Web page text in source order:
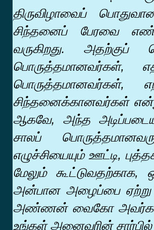
திருவிழாவைப்
சிந்தனைப் பேரவை
வருகிறது. அதற்குப்
பொருத்தமானவர்கள்,
பொருத்தமானவர்கள்,
சிந்தனைக்கானவர்கள்
ஆகவே, அந்த
சாலப்
எழுச்சியையும் ஊட்டி,
மேலும்
அன்பான அழைப்பை ஏற்று
அண்ணன் வைகோ அவர்களைச்
உங்கள் அனைவரின்